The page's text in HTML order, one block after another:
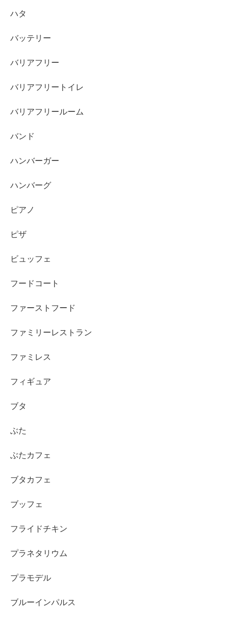
ハタ
バッテリー
バリアフリー
バリアフリートイレ
バリアフリールーム
バンド
ハンバーガー
ハンバーグ
ピアノ
ピザ
ビュッフェ
フードコート
ファーストフード
ファミリーレストラン
ファミレス
フィギュア
ブタ
ぶた
ぶたカフェ
ブタカフェ
ブッフェ
フライドチキン
プラネタリウム
プラモデル
ブルーインパルス